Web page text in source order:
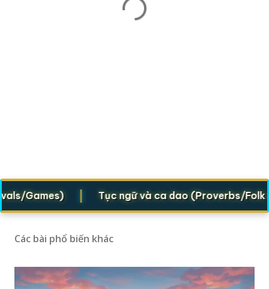
| Tục ngữ và ca dao (Proverbs/Folk
Các bài phổ biến khác